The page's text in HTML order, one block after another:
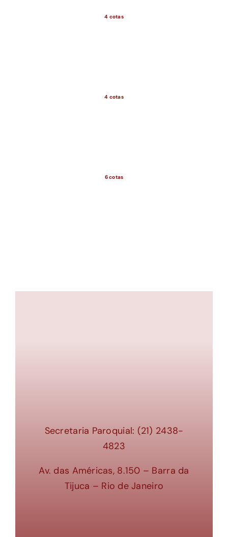
4 cotas
4 cotas
6 cotas
Secretaria Paroquial: (21) 2438-
4823
Av. das Américas, 8.150 – Barra da
Tijuca – Rio de Janeiro